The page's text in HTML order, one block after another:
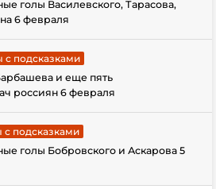
голы Василевского, Тарасова,
6 февраля
с подсказками
и еще пять
россиян 6 февраля
с подсказками
голы Бобровского и Аскарова 5